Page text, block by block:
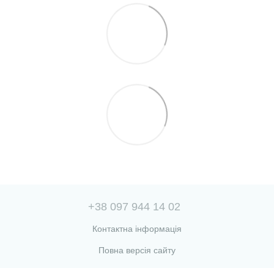
+38 097 944 14 02
Контактна інформація
Повна версія сайту